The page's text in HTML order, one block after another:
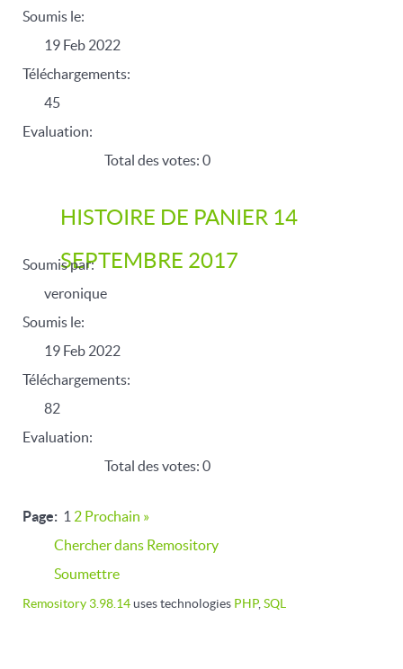
Soumis le:
19 Feb 2022
Téléchargements:
45
Evaluation:
Total des votes: 0
HISTOIRE DE PANIER 14
SEPTEMBRE 2017
Soumis par:
veronique
Soumis le:
19 Feb 2022
Téléchargements:
82
Evaluation:
Total des votes: 0
Page: 1 2 Prochain »
Chercher dans Remository
Soumettre
Remository 3.98.14 uses technologies PHP, SQL